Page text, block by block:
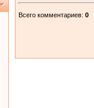
Всего комментариев: 0